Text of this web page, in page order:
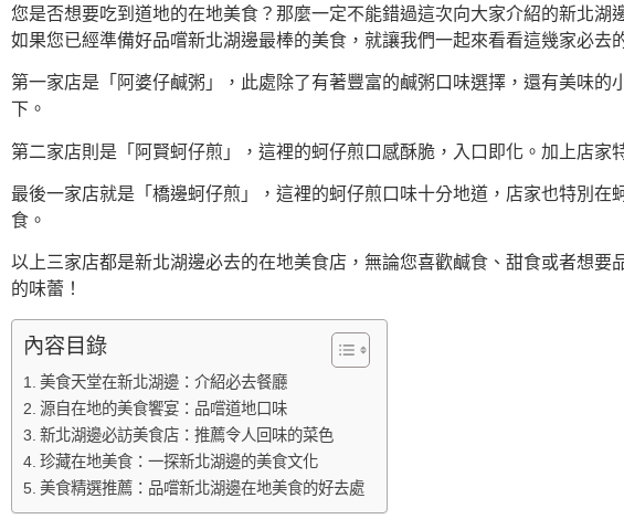
您是否想要吃到道地的在地美食？那麼一定不能錯過這次向大家介紹的新北
如果您已經準備好品嚐新北湖邊最棒的美食，就讓我們一起來看看這幾家必去
第一家店是「阿婆仔鹹粥」，此處除了有著豐富的鹹粥口味選擇，還有美味
下。
第二家店則是「阿賢蚵仔煎」，這裡的蚵仔煎口感酥脆，入口即化。加上店
最後一家店就是「橋邊蚵仔煎」，這裡的蚵仔煎口味十分地道，店家也特別
食。
以上三家店都是新北湖邊必去的在地美食店，無論您喜歡鹹食、甜食或者想
的味蕾！
內容目錄
美食天堂在新北湖邊：介紹必去餐廳
源自在地的美食饗宴：品嚐道地口味
新北湖邊必訪美食店：推薦令人回味的菜色
珍藏在地美食：一探新北湖邊的美食文化
美食精選推薦：品嚐新北湖邊在地美食的好去處